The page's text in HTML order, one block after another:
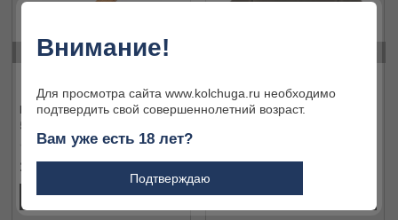
Вставка для шляп Lodenhut
5987OG
280 ₽
В КОРЗИНУ
Шапка Lodenhut 1113 oliv
В КОРЗИНУ
Внимание!
Для просмотра сайта www.kolchuga.ru необходимо
подтвердить свой совершеннолетний возраст.
Вам уже есть 18 лет?
Подтверждаю